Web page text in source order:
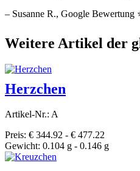
– Susanne R., Google Bewertung
Weitere Artikel der
Herzchen
Artikel-Nr.: A
Preis: € 344.92 - € 477.22
Gewicht: 0.104 g - 0.146 g